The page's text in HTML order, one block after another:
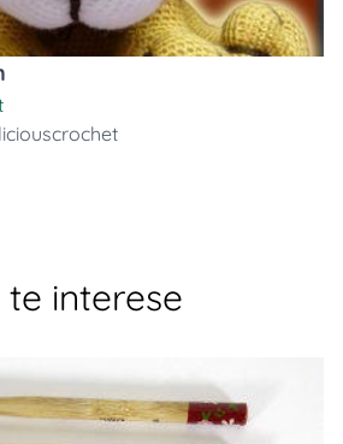
interese